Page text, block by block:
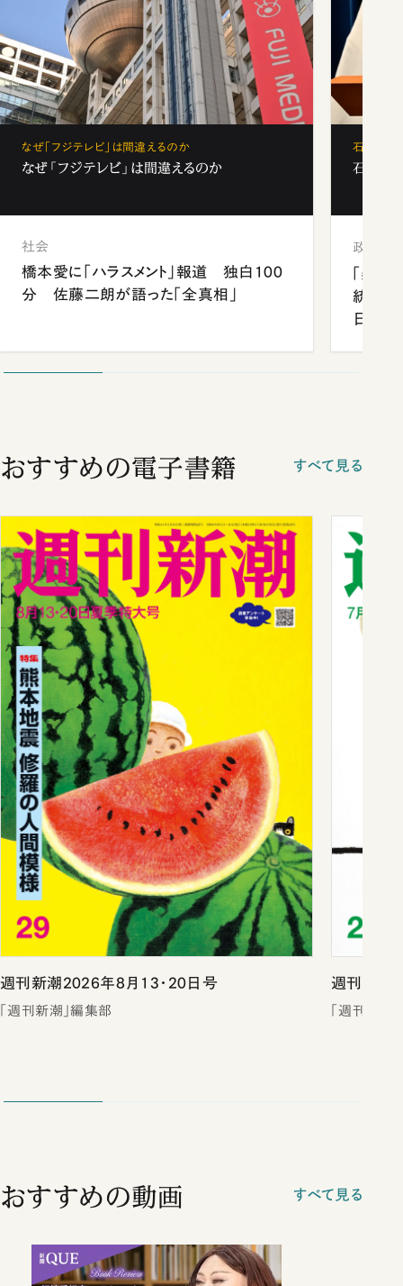
なぜ「フジテレビ」は間違えるのか
なぜ「フジテレビ」は間違えるのか
社会
橋本愛に「ハラスメント」報道 独白100
分 佐藤二朗が語った「全真相」
石破茂、
石破茂
政治
「楽し
統領と
日米
おすすめの電子書籍 すべて見る
週刊新潮2026年8月13・20日号
「週刊新潮」編集部
週刊新潮
「週刊新潮
おすすめの動画 すべて見る